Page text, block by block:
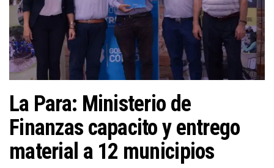
La Para: Ministerio de
Finanzas capacito y entrego
material a 12 municipios